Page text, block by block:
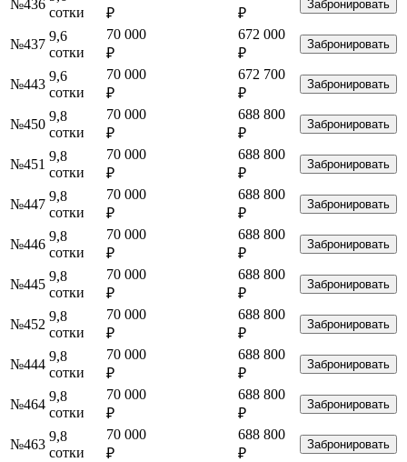
№436
сотки
₽
₽
Забронировать
№437
9,6
сотки
70 000
₽
672 000
₽
Забронировать
№443
9,6
сотки
70 000
₽
672 700
₽
Забронировать
№450
9,8
сотки
70 000
₽
688 800
₽
Забронировать
№451
9,8
сотки
70 000
₽
688 800
₽
Забронировать
№447
9,8
сотки
70 000
₽
688 800
₽
Забронировать
№446
9,8
сотки
70 000
₽
688 800
₽
Забронировать
№445
9,8
сотки
70 000
₽
688 800
₽
Забронировать
№452
9,8
сотки
70 000
₽
688 800
₽
Забронировать
№444
9,8
сотки
70 000
₽
688 800
₽
Забронировать
№464
9,8
сотки
70 000
₽
688 800
₽
Забронировать
№463
9,8
сотки
70 000
₽
688 800
₽
Забронировать